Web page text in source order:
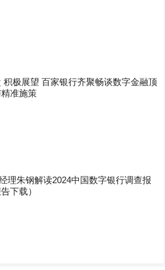
积极展望 百家银行齐聚畅谈数字金融顶
准施策
理朱钢解读2024中国数字银行调查报
下载）